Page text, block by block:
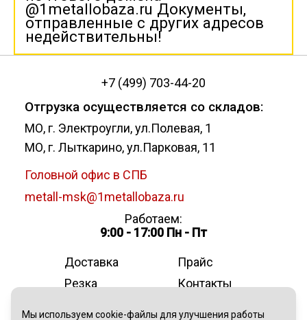
@1metallobaza.ru Документы,
отправленные с других адресов
недействительны!
+7 (499) 703-44-20
Отгрузка осуществляется со складов:
МО, г. Электроугли, ул.Полевая, 1
МО, г. Лыткарино, ул.Парковая, 11
Головной офис в СПБ
metall-msk@1metallobaza.ru
Работаем:
9:00 - 17:00 Пн - Пт
Доставка
Прайс
Резка
Контакты
Мы используем cookie-файлы для улучшения работы